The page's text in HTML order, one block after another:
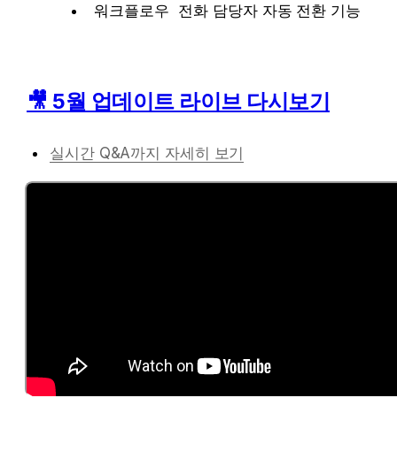
워크플로우 전화 담당자 자동 전환 기능
🎥 5월 업데이트 라이브 다시보기
실시간 Q&A까지 자세히 보기